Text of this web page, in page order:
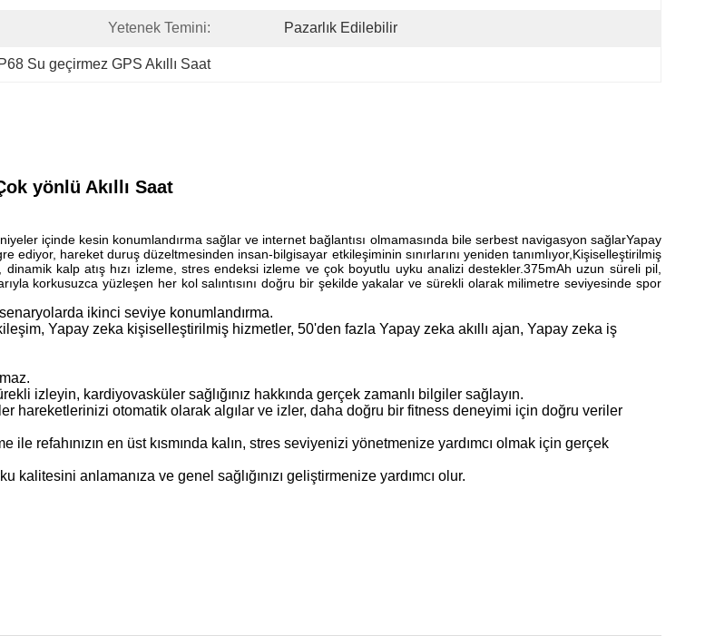
Yetenek Temini: Pazarlık Edilebilir
IP68 Su geçirmez GPS Akıllı Saat
yönlü Akıllı Saat
içinde kesin konumlandırma sağlar ve internet bağlantısı olmamasında bile serbest navigasyon sağlarYapay
ediyor, hareket duruş düzeltmesinden insan-bilgisayar etkileşiminin sınırlarını yeniden tanımlıyor,Kişiselleştirilmiş
kalp atış hızı izleme, stres endeksi izleme ve çok boyutlu uyku analizi destekler.375mAh uzun süreli pil,
korkusuzca yüzleşen her kol salıntısını doğru bir şekilde yakalar ve sürekli olarak milimetre seviyesinde spor
ikinci seviye konumlandırma.
Yapay zeka kişiselleştirilmiş hizmetler, 50'den fazla Yapay zeka akıllı ajan, Yapay zeka iş
izleyin, kardiyovasküler sağlığınız hakkında gerçek zamanlı bilgiler sağlayın.
hareketlerinizi otomatik olarak algılar ve izler, daha doğru bir fitness deneyimi için doğru veriler
ile refahınızın en üst kısmında kalın, stres seviyenizi yönetmenize yardımcı olmak için gerçek
anlamanıza ve genel sağlığınızı geliştirmenize yardımcı olur.